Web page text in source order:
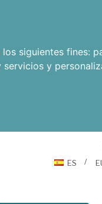
siguientes fines:
y
ES